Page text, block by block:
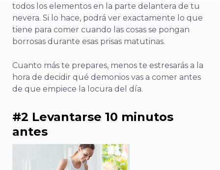
todos los elementos en la parte delantera de tu
nevera. Si lo hace, podrá ver exactamente lo que
tiene para comer cuando las cosas se pongan
borrosas durante esas prisas matutinas.
Cuanto más te prepares, menos te estresarás a la
hora de decidir qué demonios vas a comer antes
de que empiece la locura del día.
#2 Levantarse 10 minutos
antes